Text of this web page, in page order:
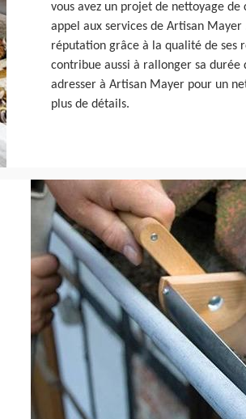
vous avez un projet de nettoyage
appel aux services de Artisan Mayer
réputation grâce à la qualité de ses
contribue aussi à rallonger sa durée
adresser à Artisan Mayer pour un
plus de détails.